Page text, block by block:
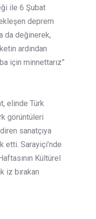
ile 6 Şubat
deprem
da değinerek,
ardından
için minnettarız”
elinde Türk
görüntüleri
sanatçıya
etti. Sarayiçi’nde
Kültürel
iz bırakan